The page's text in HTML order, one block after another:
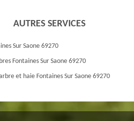
AUTRES SERVICES
Sur Saone 69270
Fontaines Sur Saone 69270
et haie Fontaines Sur Saone 69270